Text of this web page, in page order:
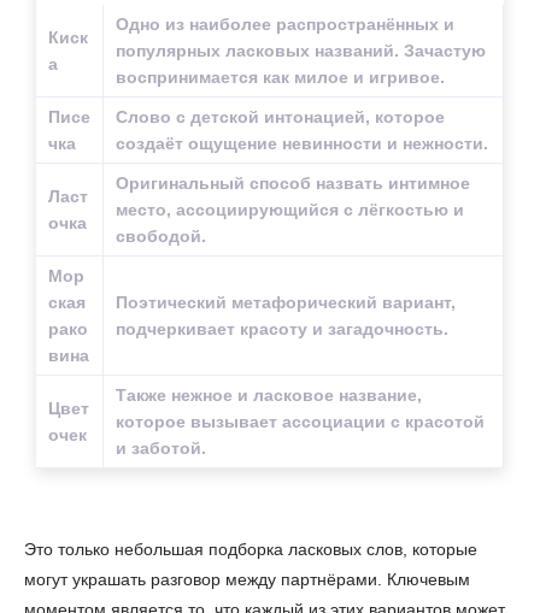
Киск
а
Одно из наиболее распространённых и
популярных ласковых названий. Зачастую
воспринимается как милое и игривое.
Писе
чка
Слово с детской интонацией, которое
создаёт ощущение невинности и нежности.
Ласт
очка
Оригинальный способ назвать интимное
место, ассоциирующийся с лёгкостью и
свободой.
Мор
ская
рако
вина
Поэтический метафорический вариант,
подчеркивает красоту и загадочность.
Цвет
очек
Также нежное и ласковое название,
которое вызывает ассоциации с красотой
и заботой.
Это только небольшая подборка ласковых слов, которые
могут украшать разговор между партнёрами. Ключевым
моментом является то, что каждый из этих вариантов может